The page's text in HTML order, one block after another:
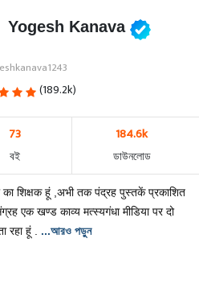
Yogesh Kanava
(189.2k)
73
বই
184.6k
ডাউনলোড
का शिक्षक हूं ,अभी तक पंद्रह पुस्तकें प्रकाशित
एक खण्ड काव्य मत्स्यगंधा मीडिया पर दो
रहा हूं . ...আরও পড়ুন